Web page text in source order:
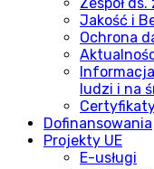
Jakość i
Ochrona
ludzi i na
Dofinansowania
Projekty UE
E-usługi